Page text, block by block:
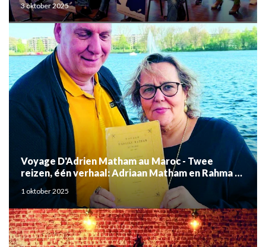
3 oktober 2025
Voyage D'Adrien Matham au Maroc - Twee
reizen, één verhaal: Adriaan Matham en Rahma el
Mouden
1 oktober 2025